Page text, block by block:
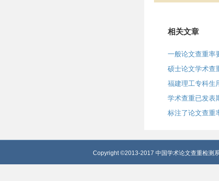
相关文章
一般论文查重率
硕士论文学术查
福建理工专科生
学术查重已发表
标注了论文查重
Copyright ©2013-2017 中国学术论文查重检